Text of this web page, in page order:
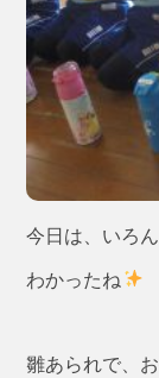
今日は、いろ
わかったね
雛あられで、